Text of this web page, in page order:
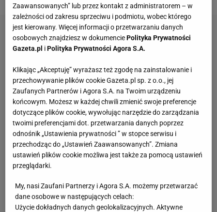
Zaawansowanych” lub przez kontakt z administratorem – w
zależności od zakresu sprzeciwu i podmiotu, wobec którego
jest kierowany. Więcej informacji o przetwarzaniu danych
osobowych znajdziesz w dokumenciePolityka Prywatności
Gazeta.pl iPolityka Prywatności Agora S.A.
Klikając „Akceptuję” wyrażasz też zgodę na zainstalowanie i
przechowywanie plików cookie Gazeta.pl sp. z o.o., jej
Zaufanych Partnerów i Agora S.A. na Twoim urządzeniu
końcowym. Możesz w każdej chwili zmienić swoje preferencje
dotyczące plików cookie, wywołując narzędzie do zarządzania
twoimi preferencjami dot. przetwarzania danych poprzez
odnośnik „Ustawienia prywatności ” w stopce serwisu i
przechodząc do „Ustawień Zaawansowanych”. Zmiana
ustawień plików cookie możliwa jest także za pomocą ustawień
przeglądarki.
My, nasi Zaufani Partnerzy i Agora S.A. możemy przetwarzać
dane osobowe w następujących celach:
Użycie dokładnych danych geolokalizacyjnych. Aktywne